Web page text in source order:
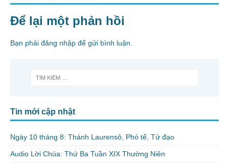
Để lại một phản hồi
Bạn phải đăng nhập để gửi bình luận.
Tin mới cập nhật
Ngày 10 tháng 8: Thánh Laurensô, Phó tế, Tử đạo
Audio Lời Chúa: Thứ Ba Tuần XIX Thường Niên